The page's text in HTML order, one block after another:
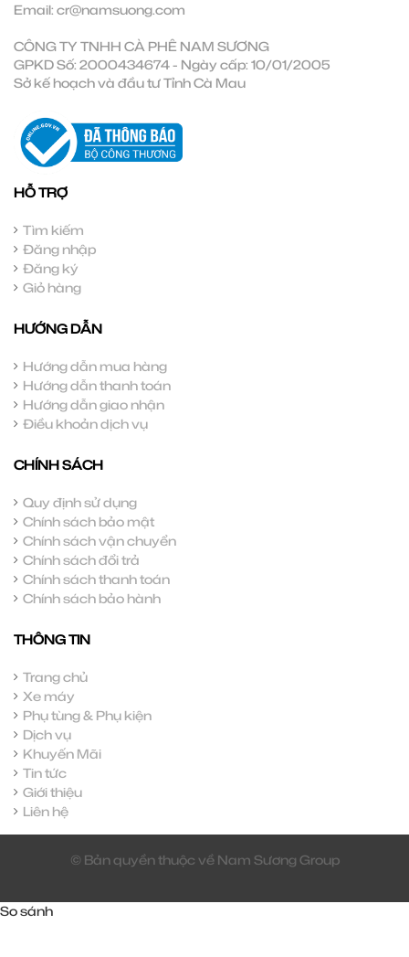
Email: cr@namsuong.com
CÔNG TY TNHH CÀ PHÊ NAM SƯƠNG
GPKD Số: 2000434674 - Ngày cấp: 10/01/2005
Sở kế hoạch và đầu tư Tỉnh Cà Mau
HỖ TRỢ
Tìm kiếm
Đăng nhập
Đăng ký
Giỏ hàng
HƯỚNG DẪN
Hướng dẫn mua hàng
Hướng dẫn thanh toán
Hướng dẫn giao nhận
Điều khoản dịch vụ
CHÍNH SÁCH
Quy định sử dụng
Chính sách bảo mật
Chính sách vận chuyển
Chính sách đổi trả
Chính sách thanh toán
Chính sách bảo hành
THÔNG TIN
Trang chủ
Xe máy
Phụ tùng & Phụ kiện
Dịch vụ
Khuyến Mãi
Tin tức
Giới thiệu
Liên hệ
© Bản quyền thuộc về Nam Sương Group
So sánh